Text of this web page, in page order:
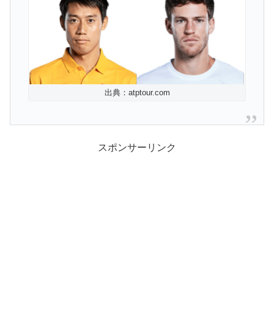
出典：atptour.com
スポンサーリンク